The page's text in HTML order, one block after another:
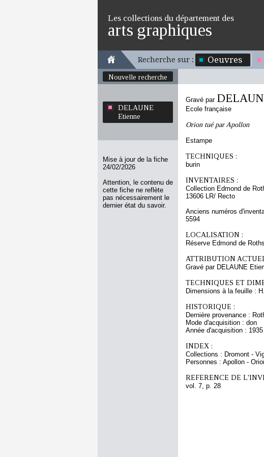
Les collections du département des
arts graphiques
Recherche sur : Oeuvres
Nouvelle recherche
DELAUNE
Etienne
Mise à jour de la fiche
24/02/2026
Attention, le contenu de
cette fiche ne reflète
pas nécessairement le
dernier état du savoir.
Gravé par
Ecole française
Orion tué par Apollon
Estampe
TECHNIQUES :
burin
INVENTAIRES :
Collection Edmond de
13606 LR/ Recto
Anciens numéros
5594
LOCALISATION :
Réserve Edmond de
ATTRIBUTION
Gravé par DELAUNE
TECHNIQUES ET
Dimensions à la feuille :
HISTORIQUE :
Dernière provenance :
Mode d'acquisition : don
Année d'acquisition : 1935
INDEX :
Collections : Dromont -
Personnes : Apollon -
REFERENCE DE
vol. 7, p. 28